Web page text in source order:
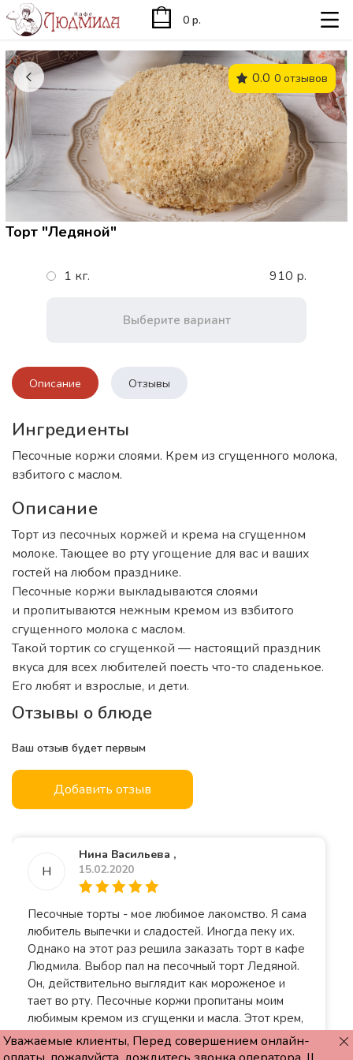
0.0 0 отзывов
Торт "Ледяной"
1 кг. 910 р.
Выберите вариант
Описание Отзывы
Ингредиенты
Песочные коржи слоями. Крем из сгущенного молока,
взбитого с маслом.
Описание
Торт из песочных коржей и крема на сгущенном
молоке. Тающее во рту угощение для вас и ваших
гостей на любом празднике.
Песочные коржи выкладываются слоями
и пропитываются нежным кремом из взбитого
сгущенного молока с маслом.
Такой тортик со сгущенкой — настоящий праздник
вкуса для всех любителей поесть что-то сладенькое.
Его любят и взрослые, и дети.
Отзывы о блюде
Ваш отзыв будет первым
Добавить отзыв
Н
Нина Васильева ,
15.02.2020
Песочные торты - мое любимое лакомство. Я сама
любитель выпечки и сладостей. Иногда пеку их.
Однако на этот раз решила заказать торт в кафе
Людмила. Выбор пал на песочный торт Ледяной.
Он, действительно выглядит как мороженое и
тает во рту. Песочные коржи пропитаны моим
любимым кремом из сгущенки и масла. Этот крем,
на мой взгляд, самый удачный. Тортик оказался
вкусным, как если бы его испекла я сама. Рада
0 р.
Уважаемые клиенты, Перед совершением онлайн-